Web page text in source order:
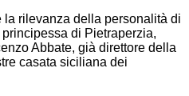
rilevanza della personalità di
di Pietraperzia,
Abbate, già direttore della
casata siciliana dei